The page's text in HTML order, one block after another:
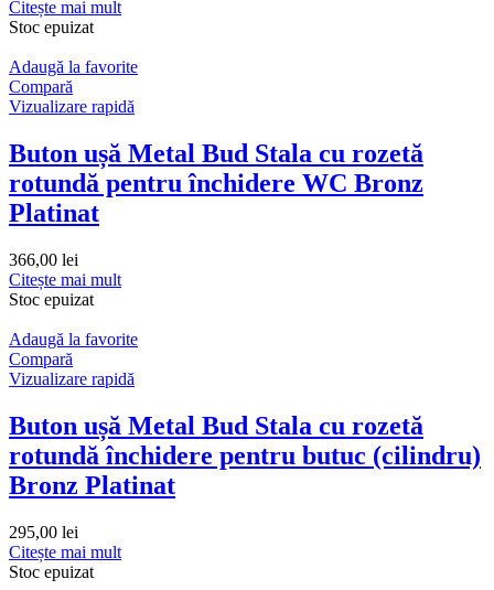
Citește mai mult
Stoc epuizat
Adaugă la favorite
Compară
Vizualizare rapidă
Buton ușă Metal Bud Stala cu rozetă
rotundă pentru închidere WC Bronz
Platinat
366,00 lei
Citește mai mult
Stoc epuizat
Adaugă la favorite
Compară
Vizualizare rapidă
Buton ușă Metal Bud Stala cu rozetă
rotundă închidere pentru butuc (cilindru)
Bronz Platinat
295,00 lei
Citește mai mult
Stoc epuizat